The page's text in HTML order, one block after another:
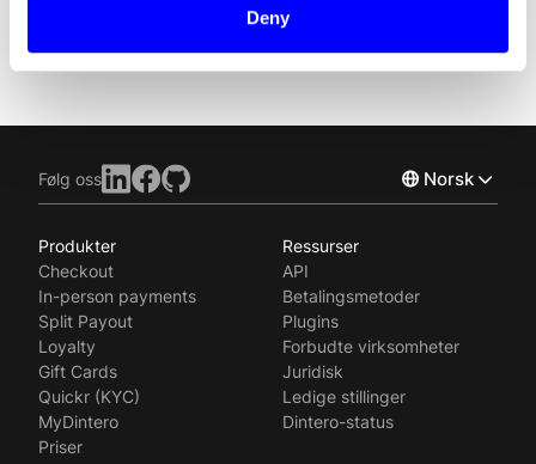
Deny
Følg oss Norsk
Svenska
Produkter
Checkout
In-person payments
Split Payout
Loyalty
Gift Cards
Quickr (KYC)
MyDintero
Priser
Ressurser
API
Betalingsmetoder
Plugins
Forbudte virksomheter
Juridisk
Ledige stillinger
Dintero-status